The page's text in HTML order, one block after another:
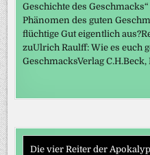
Geschichte des
Phänomen des guten
flüchtige Gut eigentlich
zuUlrich Raulff: Wie es euch
GeschmacksVerlag
Die vier Reiter der